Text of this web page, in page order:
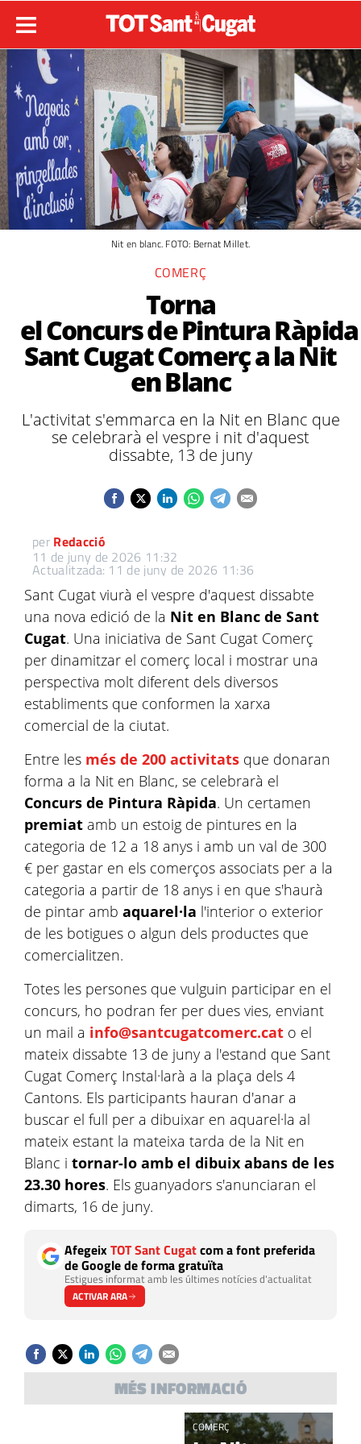
Nit en blanc. FOTO: Bernat Millet.
COMERÇ
Torna
el Concurs de Pintura
Sant Cugat Comerç a la Nit
en Blanc
L'activitat s'emmarca en la Nit en Blanc que
se celebrarà el vespre i nit d'aquest
dissabte, 13 de juny
per Redacció
11 de juny de 2026 11:32
Actualitzada: 11 de juny de 2026 11:36
Sant Cugat viurà el vespre d'aquest dissabte
una nova edició de la Nit en Blanc de Sant
Cugat. Una iniciativa de Sant Cugat Comerç
per dinamitzar el comerç local i mostrar una
perspectiva molt diferent dels diversos
establiments que conformen la xarxa
comercial de la ciutat.
Entre les més de 200 activitats que donaran
forma a la Nit en Blanc, se celebrarà el
Concurs de Pintura Ràpida. Un certamen
premiat amb un estoig de pintures en la
categoria de 12 a 18 anys i amb un val de 300
€ per gastar en els comerços associats per a la
categoria a partir de 18 anys i en que s'haurà
de pintar amb aquarel·la l'interior o exterior
de les botigues o algun dels productes que
comercialitzen.
Totes les persones que vulguin participar en el
concurs, ho podran fer per dues vies, enviant
un mail a info@santcugatcomerc.cat o el
mateix dissabte 13 de juny a l'estand que Sant
Cugat Comerç Instal·larà a la plaça dels 4
Cantons. Els participants hauran d'anar a
buscar el full per a dibuixar en aquarel·la al
mateix estant la mateixa tarda de la Nit en
Blanc i tornar-lo amb el dibuix abans de les
23.30 hores. Els guanyadors s'anunciaran el
dimarts, 16 de juny.
AfegeixTOT Sant Cugatcom a font preferida
de Google de forma gratuïta
Estigues informat amb les últimes notícies d'actualitat
ACTIVAR ARA
MÉS INFORMACIÓ
COMERÇ